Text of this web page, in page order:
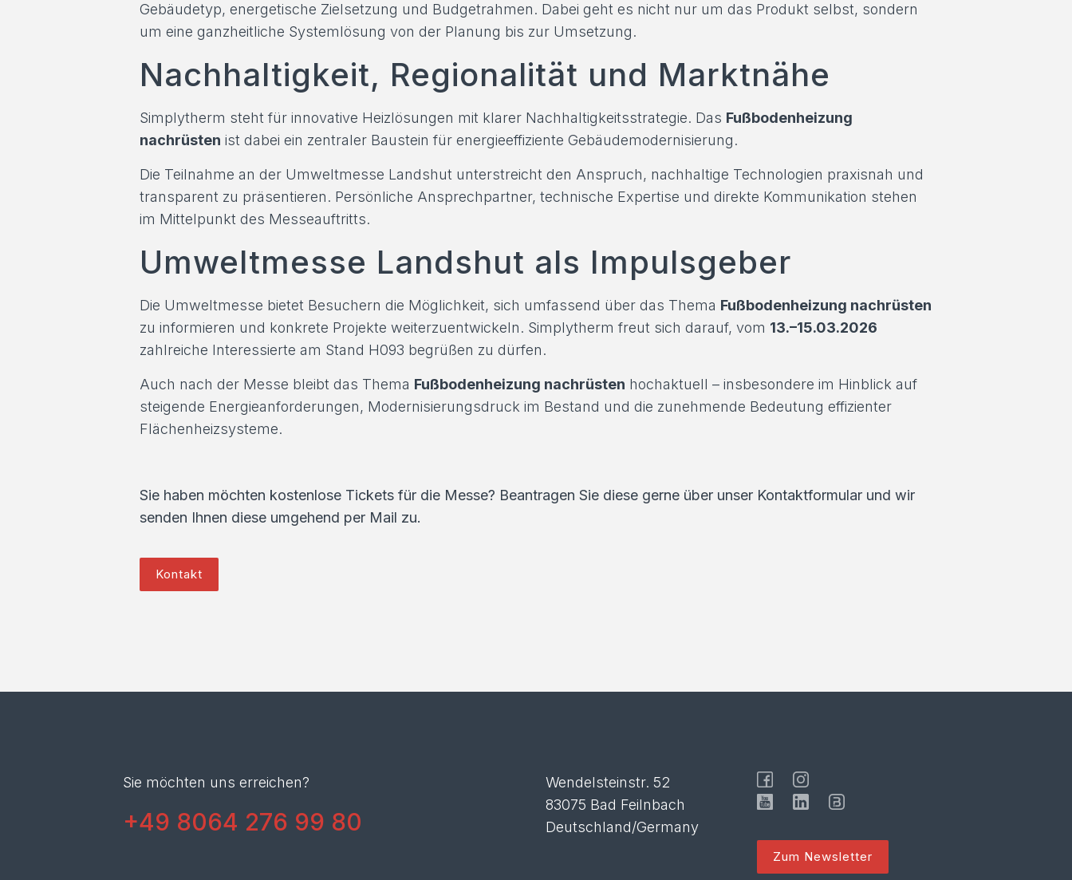
Gebäudetyp, energetische Zielsetzung und Budgetrahmen. Dabei geht es nicht nur um das Produkt selbst, sondern
um eine ganzheitliche Systemlösung von der Planung bis zur Umsetzung.
Nachhaltigkeit, Regionalität und Marktnähe
Simplytherm steht für innovative Heizlösungen mit klarer Nachhaltigkeitsstrategie. Das Fußbodenheizung
nachrüsten ist dabei ein zentraler Baustein für energieeffiziente Gebäudemodernisierung.
Die Teilnahme an der Umweltmesse Landshut unterstreicht den Anspruch, nachhaltige Technologien praxisnah und
transparent zu präsentieren. Persönliche Ansprechpartner, technische Expertise und direkte Kommunikation stehen
im Mittelpunkt des Messeauftritts.
Umweltmesse Landshut als Impulsgeber
Die Umweltmesse bietet Besuchern die Möglichkeit, sich umfassend über das Thema Fußbodenheizung nachrüsten
zu informieren und konkrete Projekte weiterzuentwickeln. Simplytherm freut sich darauf, vom 13.–15.03.2026
zahlreiche Interessierte am Stand H093 begrüßen zu dürfen.
Auch nach der Messe bleibt das Thema Fußbodenheizung nachrüsten hochaktuell – insbesondere im Hinblick auf
steigende Energieanforderungen, Modernisierungsdruck im Bestand und die zunehmende Bedeutung effizienter
Flächenheizsysteme.
Sie haben möchten kostenlose Tickets für die Messe? Beantragen Sie diese gerne über unser Kontaktformular und wir
senden Ihnen diese umgehend per Mail zu.
Kontakt
Sie möchten uns erreichen?
+49 8064 276 99 80
Wendelsteinstr. 52
83075 Bad Feilnbach
Deutschland/Germany
Zum Newsletter